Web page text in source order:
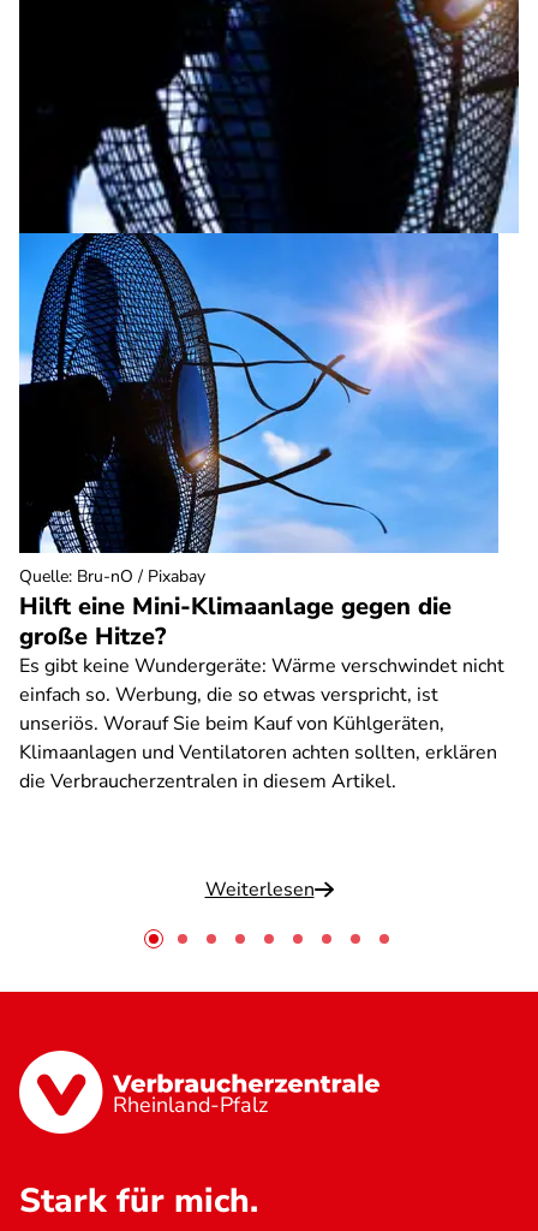
Hilft eine Mini-Klimaanlage gegen die
große Hitze?
Es gibt keine Wundergeräte: Wärme verschwindet nicht
einfach so. Werbung, die so etwas verspricht, ist
unseriös. Worauf Sie beim Kauf von Kühlgeräten,
Klimaanlagen und Ventilatoren achten sollten, erklären
die Verbraucherzentralen in diesem Artikel.
Weiterlesen
Quelle: Bru-nO / Pixabay
Rheinland-Pfalz
Stark für mich.